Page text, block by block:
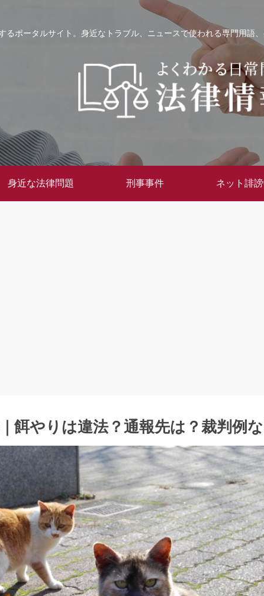
るポータルサイト。身近なトラブル、ニュースで使われる専門用語
身近な法律問題 刑事事件 ネット誹
餌やりは違法？通報先は？裁判例